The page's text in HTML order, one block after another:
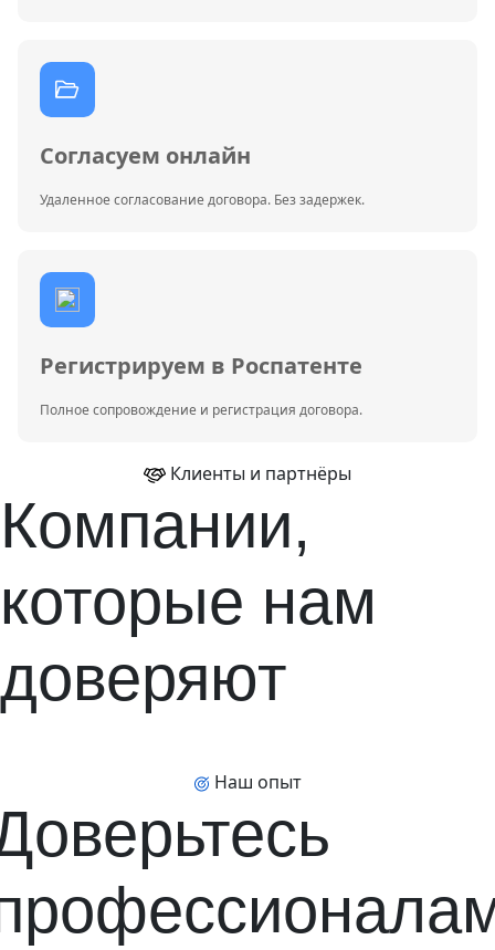
Согласуем онлайн
Удаленное согласование договора. Без задержек.
Регистрируем в Роспатенте
Полное сопровождение и регистрация договора.
Клиенты и партнёры
Компании,
которые нам
доверяют
Наш опыт